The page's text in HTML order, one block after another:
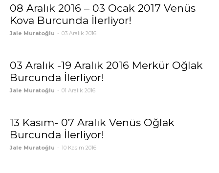
08 Aralık 2016 – 03 Ocak 2017 Venüs
Kova Burcunda İlerliyor!
Jale Muratoğlu - 03 Aralık 2016
03 Aralık -19 Aralık 2016 Merkür Oğlak
Burcunda İlerliyor!
Jale Muratoğlu - 01 Aralık 2016
13 Kasım- 07 Aralık Venüs Oğlak
Burcunda İlerliyor!
Jale Muratoğlu - 10 Kasım 2016